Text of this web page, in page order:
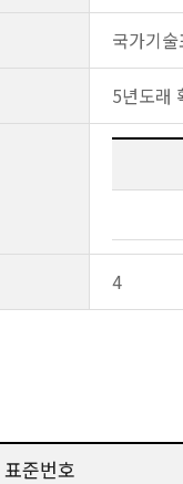
국가기
5년도래
4
표준번호